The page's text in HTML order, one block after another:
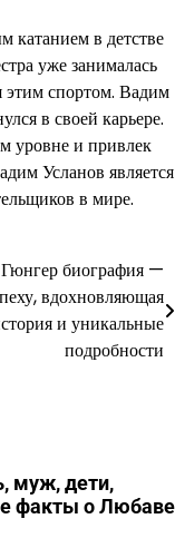
катанием в детстве
уже занималась
этим спортом. Вадим
в своей карьере.
уровне и привлек
Усланов является
в мире.
биография —
вдохновляющая
и уникальные
подробности
муж, дети,
факты о Любаве